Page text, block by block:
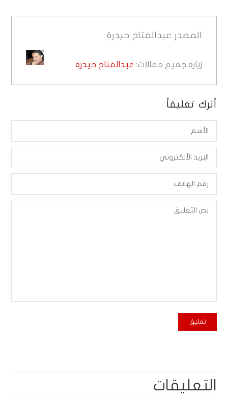
المصدر عبدالفتاح حيدرة
زيارة جميع مقالات: عبدالفتاح حيدرة
أترك تعليقاً
التعليقات